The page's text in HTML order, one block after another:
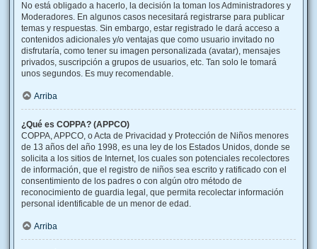
No está obligado a hacerlo, la decisión la toman los Administradores y
Moderadores. En algunos casos necesitará registrarse para publicar
temas y respuestas. Sin embargo, estar registrado le dará acceso a
contenidos adicionales y/o ventajas que como usuario invitado no
disfrutaría, como tener su imagen personalizada (avatar), mensajes
privados, suscripción a grupos de usuarios, etc. Tan solo le tomará
unos segundos. Es muy recomendable.
Arriba
¿Qué es COPPA? (APPCO)
COPPA, APPCO, o Acta de Privacidad y Protección de Niños menores
de 13 años del año 1998, es una ley de los Estados Unidos, donde se
solicita a los sitios de Internet, los cuales son potenciales recolectores
de información, que el registro de niños sea escrito y ratificado con el
consentimiento de los padres o con algún otro método de
reconocimiento de guardia legal, que permita recolectar información
personal identificable de un menor de edad.
Arriba